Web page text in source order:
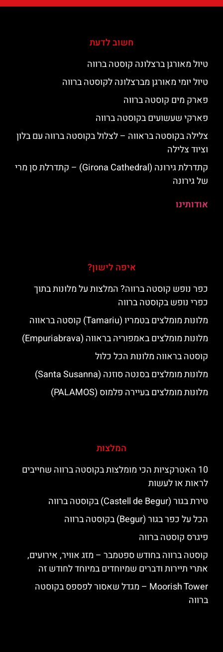
חשוב לדעת
טיול מאורגן ברצלונה קוסטה ברווה
טיול יומי מאורגן מברצלונה לקוסטה ברווה
פארק מים קוסטה ברווה
פארקי שעשועים בקוסטה ברווה
צלילה בקוסטה בראווה – לצלול בקוסטה ברווה עם בלון
וציוד צלילה
קתדרלת גירונה (Girona Cathedral) – קתדרלת סן מרי
של גירונה
אודותינו
איפה לישון?
כפר נופש קוסטה ברווה? המלצות על מלונות בתוך
כפרי נופש בקוסטה ברווה
מלונות מומלצים בטמריו (Tamariu) קוסטה בראווה
מלונות מומלצים באמפוריה בראווה (Empuriabrava)
קוסטה בראווה מלונות הכל כלול
מלונות מומלצים בסנטה סוזנה (Santa Susanna)
מלונות מומלצים בעיירה פלמוס (PALAMOS)
המלצות
10 האטרקציות הכי מומלצות בקוסטה ברווה שחייבים
לראות או לעשות
טירת בגור (Castell de Begur) בקוסטה ברווה
הכל על כפר בגור (Begur) בקוסטה ברווה
פיגרס קוסטה ברווה
קוסטה ברווה בחודש ספטמבר – מזג אוויר, אירועים,
אתרי תיירות ודברים שמיוחדים במיוחד לחודש זה
‪‪Moorish Tower‬‬ – מגדל שאסור לפספס בקוסטה
ברווה